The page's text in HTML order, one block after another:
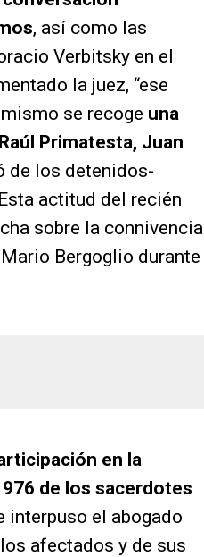
, así como las
Verbitsky en el
la juez, “ese
se recoge una
Primatesta, Juan
de los detenidos-
actitud del recién
sobre la connivencia
Bergoglio durante
en la
de los sacerdotes
interpuso el abogado
afectados y de sus